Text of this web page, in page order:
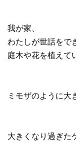
我が家、
わたしが世話をで
庭木や花を植えて
ミモザのように大
大きくなり過ぎた